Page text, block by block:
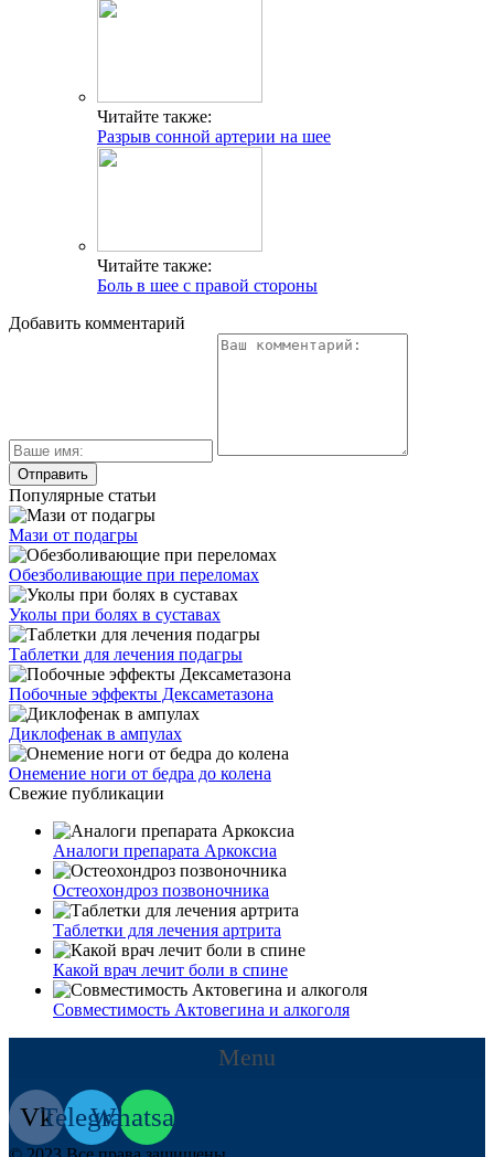
Читайте также:
Разрыв сонной артерии на шее
Читайте также:
Боль в шее с правой стороны
Добавить комментарий
Популярные статьи
Мази от подагры
Обезболивающие при переломах
Уколы при болях в суставах
Таблетки для лечения подагры
Побочные эффекты Дексаметазона
Диклофенак в ампулах
Онемение ноги от бедра до колена
Свежие публикации
Аналоги препарата Аркоксиа
Остеохондроз позвоночника
Таблетки для лечения артрита
Какой врач лечит боли в спине
Совместимость Актовегина и алкоголя
Menu
VkTelegram
Whatsapp